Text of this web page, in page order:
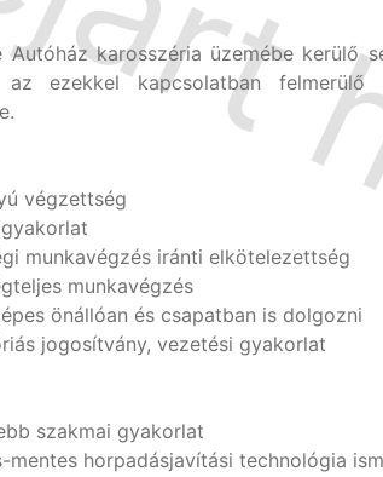
Autóház karosszéria üzemébe kerülő
az ezekkel kapcsolatban felmerülő
végzettség
munkavégzés iránti elkötelezettség
munkavégzés
önállóan és csapatban is dolgozni
jogosítvány, vezetési gyakorlat
szakmai gyakorlat
mentes horpadásjavítási technológia